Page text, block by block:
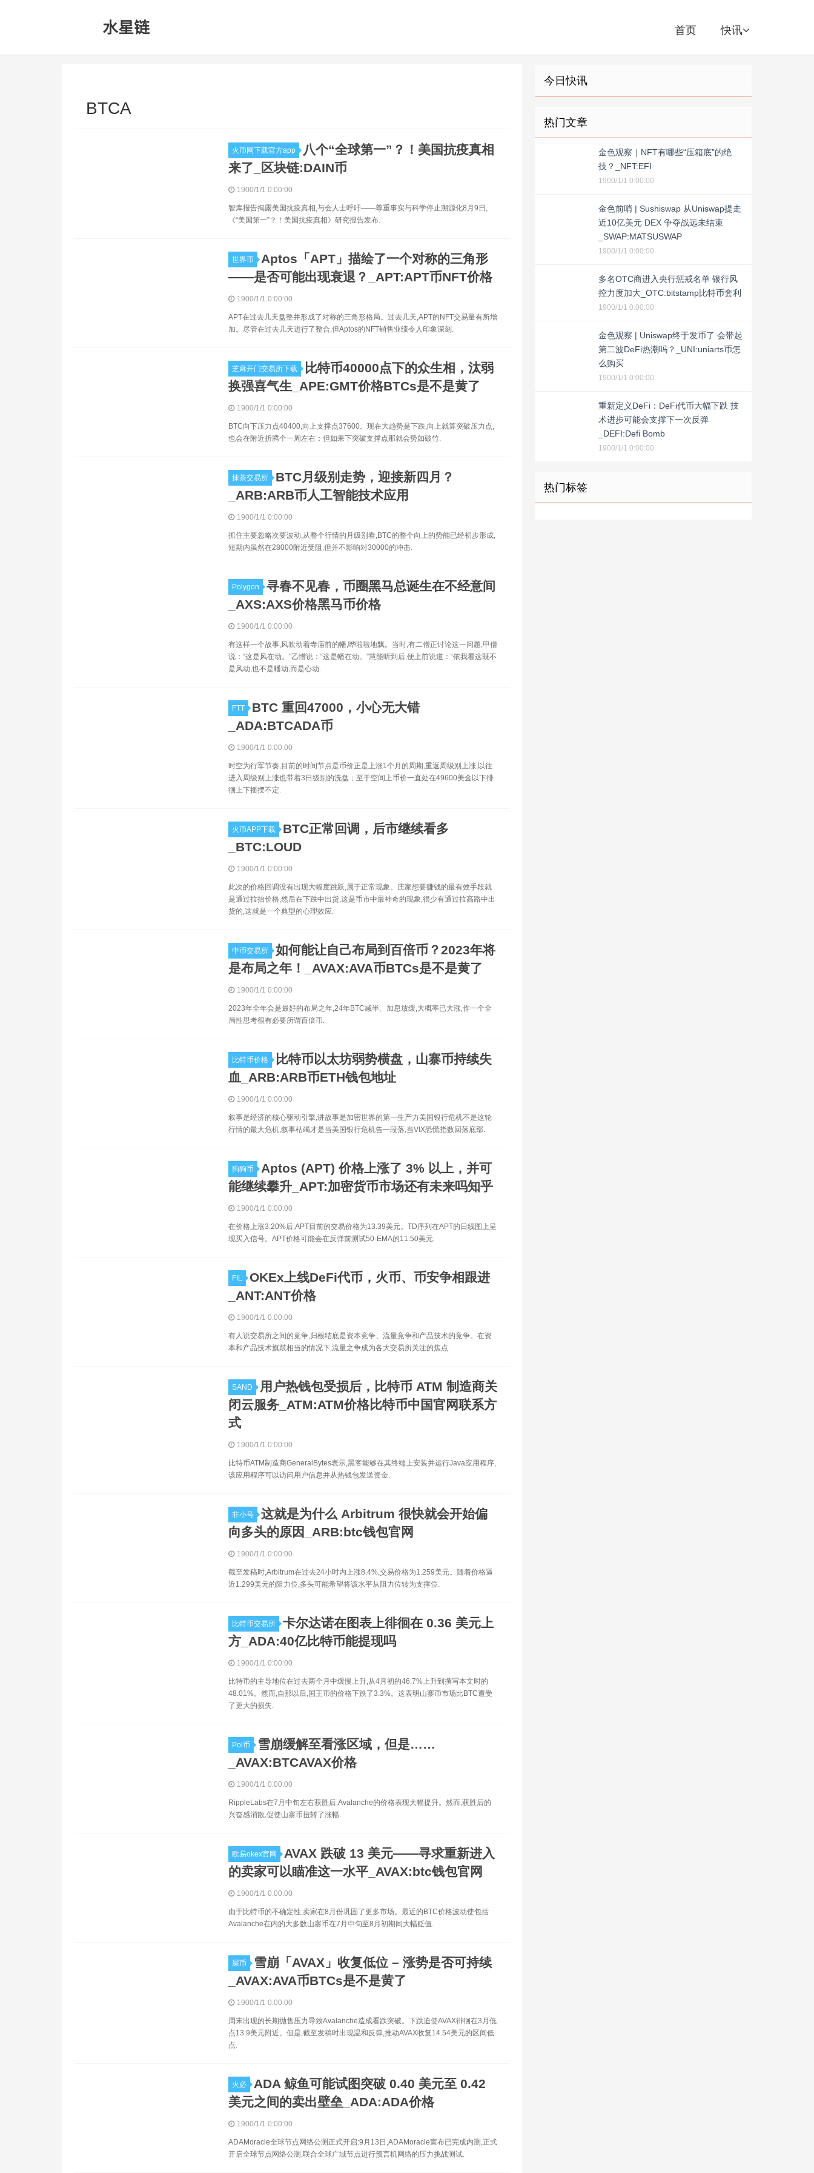
首页 快讯
BTCA
火币网下载官方app
八个“全球第一”？！美国抗疫真相
来了_区块链:DAIN币
1900/1/1 0:00:00
智库报告揭露美国抗疫真相,与会人士呼吁——尊重事实与科学停止溯源化8月9日,
《“美国第一”？！美国抗疫真相》研究报告发布.
世界币
Aptos「APT」描绘了一个对称的三角形
——是否可能出现衰退？_APT:APT币NFT价格
1900/1/1 0:00:00
APT在过去几天盘整并形成了对称的三角形格局。过去几天,APT的NFT交易量有所增
加。尽管在过去几天进行了整合,但Aptos的NFT销售业绩令人印象深刻.
芝麻开门交易所下载
比特币40000点下的众生相，汰弱
换强喜气生_APE:GMT价格BTCs是不是黄了
1900/1/1 0:00:00
BTC向下压力点40400,向上支撑点37600。现在大趋势是下跌,向上就算突破压力点,
也会在附近折腾个一周左右；但如果下突破支撑点那就会势如破竹.
抹茶交易所
BTC月级别走势，迎接新四月？
_ARB:ARB币人工智能技术应用
1900/1/1 0:00:00
抓住主要忽略次要波动,从整个行情的月级别看,BTC的整个向上的势能已经初步形成,
短期内虽然在28000附近受阻,但并不影响对30000的冲击.
Polygon
寻春不见春，币圈黑马总诞生在不经意间
_AXS:AXS价格黑马币价格
1900/1/1 0:00:00
有这样一个故事,风吹动着寺庙前的幡,哗啦啦地飘。当时,有二僧正讨论这一问题,甲僧
说：“这是风在动。”乙憎说：“这是幡在动。”慧能听到后,便上前说道：“依我看这既不
是风动,也不是幡动,而是心动.
FTT
BTC 重回47000，小心无大错
_ADA:BTCADA币
1900/1/1 0:00:00
时空为行军节奏,目前的时间节点是币价正是上涨1个月的周期,重返周级别上涨,以往
进入周级别上涨也带着3日级别的洗盘；至于空间上币价一直处在49600美金以下徘
徊上下摇摆不定.
火币APP下载
BTC正常回调，后市继续看多
_BTC:LOUD
1900/1/1 0:00:00
此次的价格回调没有出现大幅度跳跃,属于正常现象。庄家想要赚钱的最有效手段就
是通过拉抬价格,然后在下跌中出货,这是币市中最神奇的现象,很少有通过拉高路中出
货的,这就是一个典型的心理效应.
中币交易所
如何能让自己布局到百倍币？2023年将
是布局之年！_AVAX:AVA币BTCs是不是黄了
1900/1/1 0:00:00
2023年全年会是最好的布局之年,24年BTC减半、加息放缓,大概率已大涨,作一个全
局性思考很有必要所谓百倍币.
比特币价格
比特币以太坊弱势横盘，山寨币持续失
血_ARB:ARB币ETH钱包地址
1900/1/1 0:00:00
叙事是经济的核心驱动引擎,讲故事是加密世界的第一生产力美国银行危机不是这轮
行情的最大危机,叙事枯竭才是当美国银行危机告一段落,当VIX恐慌指数回落底部.
狗狗币
Aptos (APT) 价格上涨了 3% 以上，并可
能继续攀升_APT:加密货币市场还有未来吗知乎
1900/1/1 0:00:00
在价格上涨3.20%后,APT目前的交易价格为13.39美元。TD序列在APT的日线图上呈
现买入信号。APT价格可能会在反弹前测试50-EMA的11.50美元.
FIL
OKEx上线DeFi代币，火币、币安争相跟进
_ANT:ANT价格
1900/1/1 0:00:00
有人说交易所之间的竞争,归根结底是资本竞争、流量竞争和产品技术的竞争。在资
本和产品技术旗鼓相当的情况下,流量之争成为各大交易所关注的焦点.
SAND
用户热钱包受损后，比特币 ATM 制造商关
闭云服务_ATM:ATM价格比特币中国官网联系方
式
1900/1/1 0:00:00
比特币ATM制造商GeneralBytes表示,黑客能够在其终端上安装并运行Java应用程序,
该应用程序可以访问用户信息并从热钱包发送资金.
非小号
这就是为什么 Arbitrum 很快就会开始偏
向多头的原因_ARB:btc钱包官网
1900/1/1 0:00:00
截至发稿时,Arbitrum在过去24小时内上涨8.4%,交易价格为1.259美元。随着价格逼
近1.299美元的阻力位,多头可能希望将该水平从阻力位转为支撑位.
比特币交易所
卡尔达诺在图表上徘徊在 0.36 美元上
方_ADA:40亿比特币能提现吗
1900/1/1 0:00:00
比特币的主导地位在过去两个月中缓慢上升,从4月初的46.7%上升到撰写本文时的
48.01%。然而,自那以后,国王币的价格下跌了3.3%。这表明山寨币市场比BTC遭受
了更大的损失.
Pol币
雪崩缓解至看涨区域，但是……
_AVAX:BTCAVAX价格
1900/1/1 0:00:00
RippleLabs在7月中旬左右获胜后,Avalanche的价格表现大幅提升。然而,获胜后的
兴奋感消散,促使山寨币扭转了涨幅.
欧易okex官网
AVAX 跌破 13 美元——寻求重新进入
的卖家可以瞄准这一水平_AVAX:btc钱包官网
1900/1/1 0:00:00
由于比特币的不确定性,卖家在8月份巩固了更多市场。最近的BTC价格波动使包括
Avalanche在内的大多数山寨币在7月中旬至8月初期间大幅贬值.
屎币
雪崩「AVAX」收复低位 – 涨势是否可持续
_AVAX:AVA币BTCs是不是黄了
1900/1/1 0:00:00
周末出现的长期抛售压力导致Avalanche造成看跌突破。下跌迫使AVAX徘徊在3月低
点13.9美元附近。但是,截至发稿时出现温和反弹,推动AVAX收复14.54美元的区间低
点.
火必
ADA 鲸鱼可能试图突破 0.40 美元至 0.42
美元之间的卖出壁垒_ADA:ADA价格
1900/1/1 0:00:00
ADAMoracle全球节点网络公测正式开启:9月13日,ADAMoracle宣布已完成内测,正式
开启全球节点网络公测,联合全球广域节点进行预言机网络的压力挑战测试.
今日快讯
热门文章
金色观察｜NFT有哪些“压箱底”的绝
技？_NFT:EFI
1900/1/1 0:00:00
金色前哨 | Sushiswap 从Uniswap提走
近10亿美元 DEX 争夺战远未结束
_SWAP:MATSUSWAP
1900/1/1 0:00:00
多名OTC商进入央行惩戒名单 银行风
控力度加大_OTC:bitstamp比特币套利
1900/1/1 0:00:00
金色观察 | Uniswap终于发币了 会带起
第二波DeFi热潮吗？_UNI:uniarts币怎
么购买
1900/1/1 0:00:00
重新定义DeFi：DeFi代币大幅下跌 技
术进步可能会支撑下一次反弹
_DEFI:Defi Bomb
1900/1/1 0:00:00
热门标签